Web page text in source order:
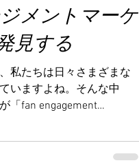
安心感や信頼感を抱き、
れます。逆に、ブランド
でも埋もれてしまうこと
なる部分を計画的に作り
ゴやカラー、メッセー
ン方法などが含まれま
ような効果があるからです。 認知度の向上 ...
メントマーケ
見する
私たちは日々さまざまな
いますよね。そんな中
「fan engagement
、このfan engagement
実践するためのポイント